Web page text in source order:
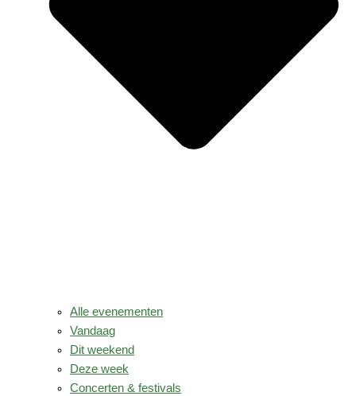
Alle evenementen
Vandaag
Dit weekend
Deze week
Concerten & festivals